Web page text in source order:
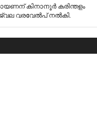
കിനാനൂർ കരിന്തളം
വരവേൽപ് നൽകി.